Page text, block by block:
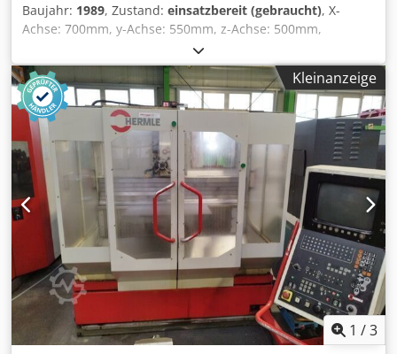
Baujahr: 1989, Zustand: einsatzbereit (gebraucht), X-
Achse: 700mm, y-Achse: 550mm, z-Achse: 500mm,
Drehzahl: 25-4200/mm, Drehzahlstufen 3, Vorschub: 1-
5000mm/min, Eilgang X,Y,Z: 10m/min, Pinolenhub
senkrecht: 95mm, Aufspanntischabmessungen:
1000x500mm, Leistung Spindelmotor: 12kW,
Anschlussleistung: 18kW, Steuerung: Heidenhain TNC 355,
Länge: 4260mm, Breite: 4400mm, Höhe. 2300mm, Gewicht:
3,5t, Betriebsstundenstand: 31.248h. Werkzeugspindel
SK40 nach DIN 2079, Spindelkopf schwenkbar, Spindelkopf
weg schwenkbar für Bearbeitung mit waagerechter
Arbeitsspindel, Gegenlager für waagerechte Bearbeitung,
Messsysteme: direkt, Kühlmitteleinrichtung mit 100l
Vorratsbehälter, ca. 38 Werkzeugaufnahmen, meist
bestückt, Tisch mit Werkzeugaufnahmen, Werkbank mit
Schrank, diverse Handwerkzeug, diverse Spannmittel,
Dreibackenfutter mit Spannring und Dokumentation. Der
Bildschirm ist eingebrannt, aber noch sichtbar. Eine
Besichtigung vor Ort ist möglich. Chsdpfxjzrn Ike Aa Esa
Kleinanzeige
1 /3